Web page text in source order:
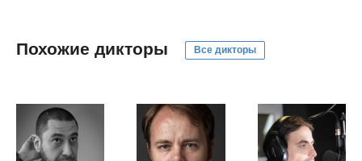
Похожие дикторы Все дикторы